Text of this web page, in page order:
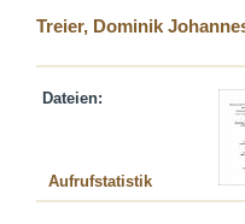
Treier, Dominik
Dateien:
Aufrufstatistik